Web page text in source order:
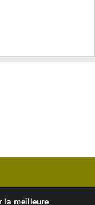
la meilleure